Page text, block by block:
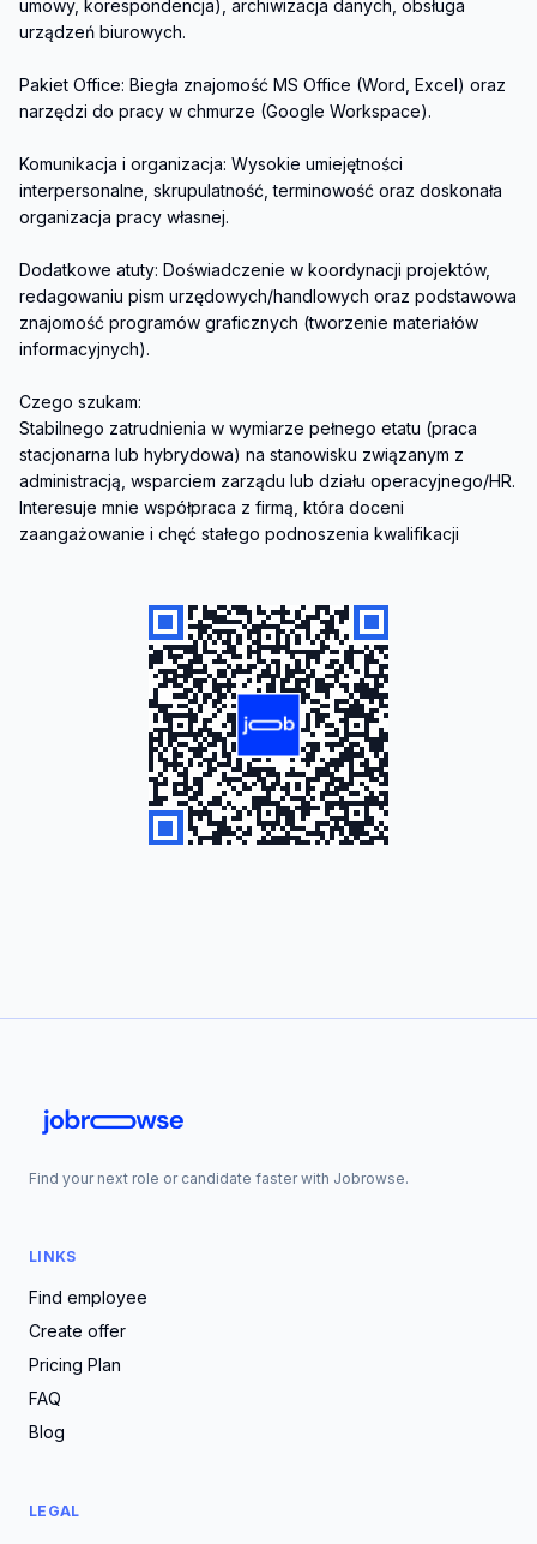
umowy, korespondencja), archiwizacja danych, obsługa
urządzeń biurowych.
Pakiet Office: Biegła znajomość MS Office (Word, Excel) oraz
narzędzi do pracy w chmurze (Google Workspace).
Komunikacja i organizacja: Wysokie umiejętności
interpersonalne, skrupulatność, terminowość oraz doskonała
organizacja pracy własnej.
Dodatkowe atuty: Doświadczenie w koordynacji projektów,
redagowaniu pism urzędowych/handlowych oraz podstawowa
znajomość programów graficznych (tworzenie materiałów
informacyjnych).
Czego szukam:
Stabilnego zatrudnienia w wymiarze pełnego etatu (praca
stacjonarna lub hybrydowa) na stanowisku związanym z
administracją, wsparciem zarządu lub działu operacyjnego/HR.
Interesuje mnie współpraca z firmą, która doceni
zaangażowanie i chęć stałego podnoszenia kwalifikacji
Find your next role or candidate faster with Jobrowse.
LINKS
Find employee
Create offer
Pricing Plan
FAQ
Blog
LEGAL